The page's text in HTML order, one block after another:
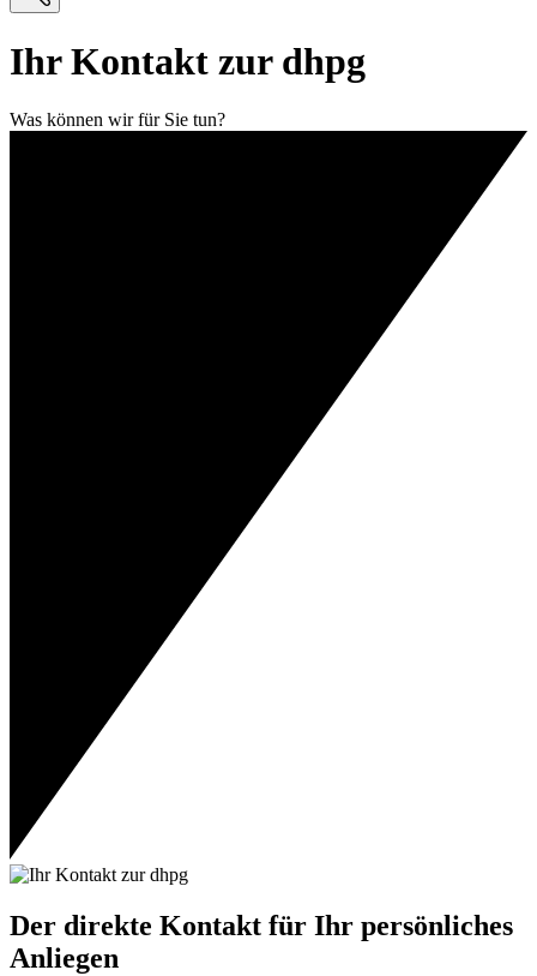
Ihr Kontakt zur dhpg
Was können wir für Sie tun?
Der direkte Kontakt für Ihr persönliches
Anliegen